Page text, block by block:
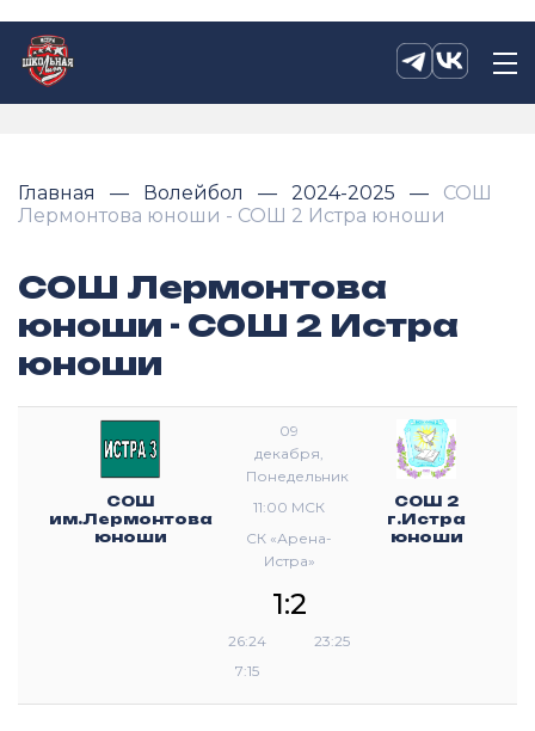
Главная Волейбол 2024-2025
СОШ
Лермонтова юноши - СОШ 2 Истра юноши
СОШ Лермонтова
юноши - СОШ 2 Истра
юноши
СОШ
им.Лермонтова
юноши
09
декабря,
Понедельник
11:00 МСК
СК «Арена-
Истра»
1:2
26:24
23:25
7:15
СОШ 2
г.Истра
юноши